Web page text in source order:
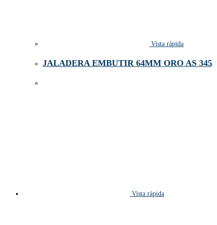
Vista rápida
JALADERA EMBUTIR 64MM ORO AS 345
Vista rápida